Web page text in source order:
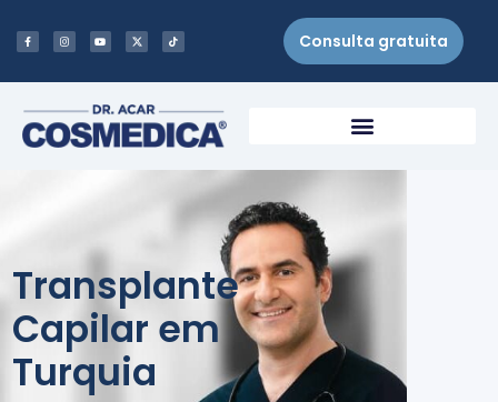
Consulta gratuita
Transplante
Capilar em
Turquia